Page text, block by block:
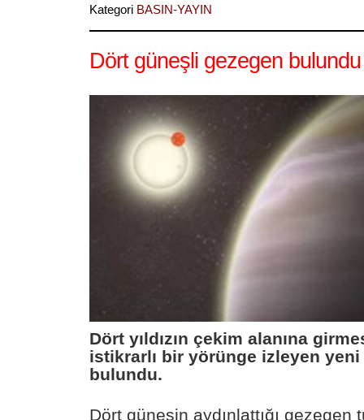
Kategori BASIN-YAYIN
Dört güneşli gezegen bulundu
Dört yıldızın çekim alanına
istikrarlı bir yörünge izleyen
bulundu.
Dört güneşin aydınlattığı gezegen